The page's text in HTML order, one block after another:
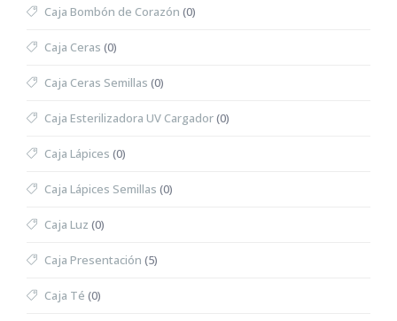
Caja Bombón de Corazón (0)
Caja Ceras (0)
Caja Ceras Semillas (0)
Caja Esterilizadora UV Cargador(0)
Caja Lápices (0)
Caja Lápices Semillas (0)
Caja Luz (0)
Caja Presentación (5)
Caja Té (0)